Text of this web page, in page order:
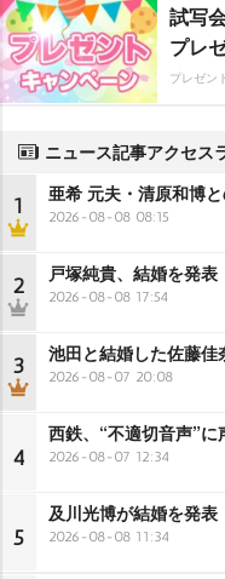
試写
プレ
プレゼン
ニュース記事アクセス
1 亜希 元夫・清原和博
2026-08-08 08:15
2 戸塚純貴、結婚を発表
2026-08-08 17:54
3 池田と結婚した佐藤
2026-08-07 20:08
4
西鉄、“不適切音声”に
2026-08-07 12:34
5
及川光博が結婚を発表
2026-08-08 11:34